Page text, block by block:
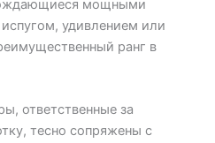
мощными
удивлением или
ранг в
ответственные за
тесно сопряжены с